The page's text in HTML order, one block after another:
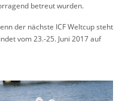
betreut wurden.
der nächste ICF Weltcup steht
vom 23.-25. Juni 2017 auf